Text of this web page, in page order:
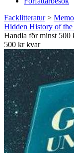
Facklitteratur>
Hidden History of
Handla för minst 500
500 kr kvar